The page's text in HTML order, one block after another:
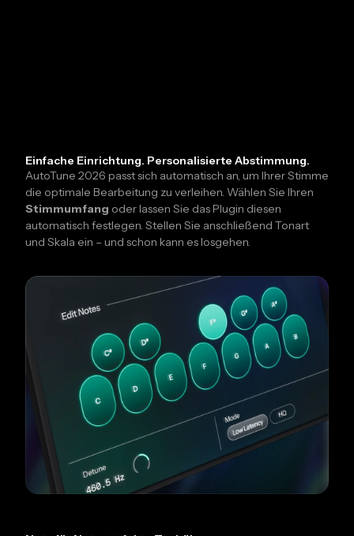
Einfache Einrichtung. Personalisierte Abstimmung.
AutoTune 2026 passt sich automatisch an, um Ihrer Stimme
die optimale Bearbeitung zu verleihen. Wählen Sie Ihren
Stimmumfang oder lassen Sie das Plugin diesen
automatisch festlegen. Stellen Sie anschließend Tonart
und Skala ein – und schon kann es losgehen.